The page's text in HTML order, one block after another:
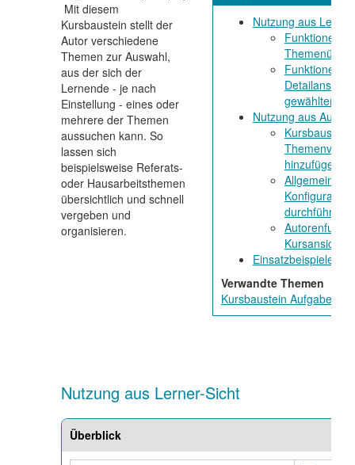
Mit diesem
Kursbaustein stellt der
Autor verschiedene
Themen zur Auswahl,
aus der sich der
Lernende - je nach
Einstellung - eines oder
mehrere der Themen
aussuchen kann. So
lassen sich
beispielsweise Referats-
oder Hausarbeitsthemen
übersichtlich und schnell
vergeben und
organisieren.
Nutzung aus
Funktionen
Funktionen
Detailansicht
gewählten
Nutzung aus
Kursbaustein
hinzufügen
Allgemeine
durchführen
Kursansicht
Einsatzbeispiele
Verwandte Themen
Kursbaustein Aufgabe
Nutzung aus Lerner-Sicht
Überblick